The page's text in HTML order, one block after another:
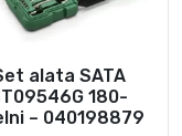
alata SATA
180-
– 040198879